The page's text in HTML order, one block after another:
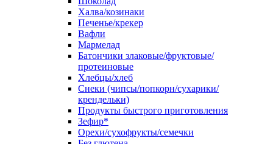
Халва/козинаки
Печенье/крекер
Вафли
Мармелад
Батончики злаковые/фруктовые/
протеиновые
Хлебцы/хлеб
Снеки (чипсы/попкорн/сухарики/
крендельки)
Продукты быстрого приготовления
Зефир*
Орехи/сухофрукты/семечки